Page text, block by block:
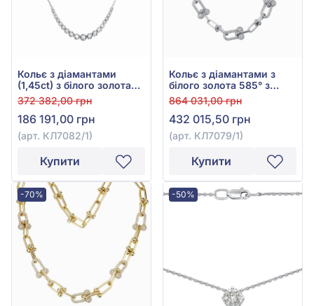
Кольє з діамантами
(1,45ct) з білого золота
585°, арт. КЛ7082/1
372 382,00 грн
186 191,00 грн
(арт. КЛ7082/1)
Купити
Кольє з діамантами з
білого золота 585° з
діамантом 3,22ct, арт.
КЛ7079/1
864 031,00 грн
432 015,50 грн
(арт. КЛ7079/1)
Купити
-70% -50%